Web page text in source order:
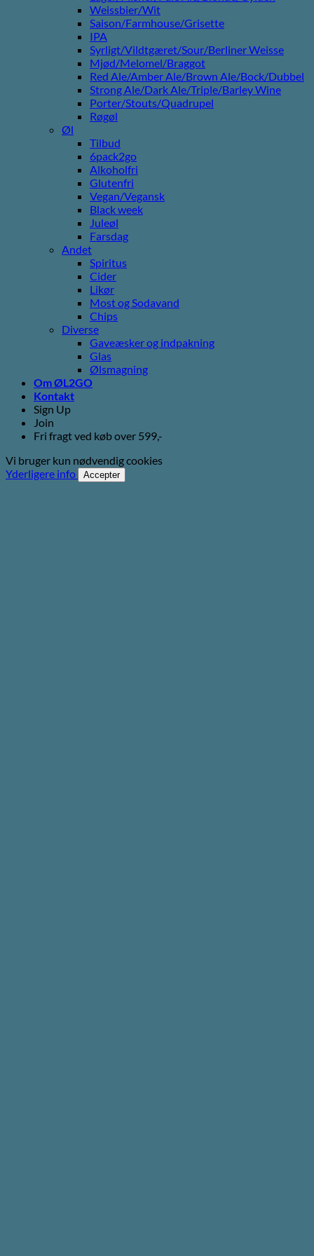
Weissbier/Wit
Saison/Farmhouse/Grisette
IPA
Syrligt/Vildtgæret/Sour/Berliner Weisse
Mjød/Melomel/Braggot
Red Ale/Amber Ale/Brown Ale/Bock/Dubbel
Strong Ale/Dark Ale/Triple/Barley Wine
Porter/Stouts/Quadrupel
Røgøl
Øl
Tilbud
6pack2go
Alkoholfri
Glutenfri
Vegan/Vegansk
Black week
Juleøl
Farsdag
Andet
Spiritus
Cider
Likør
Most og Sodavand
Chips
Diverse
Gaveæsker og indpakning
Glas
Ølsmagning
Om ØL2GO
Kontakt
Sign Up
Join
Fri fragt ved køb over 599,-
Vi bruger kun nødvendig cookies
Yderligere info
Accepter